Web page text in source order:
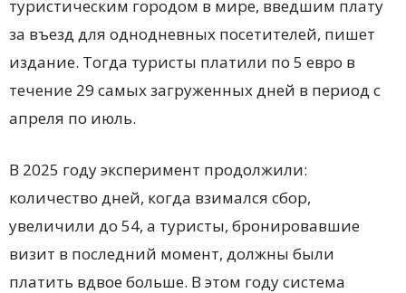
туристическим городом в мире, введшим плату
за въезд для однодневных посетителей, пишет
издание. Тогда туристы платили по 5 евро в
течение 29 самых загруженных дней в период с
апреля по июль.
В 2025 году эксперимент продолжили:
количество дней, когда взимался сбор,
увеличили до 54, а туристы, бронировавшие
визит в последний момент, должны были
платить вдвое больше. В этом году система